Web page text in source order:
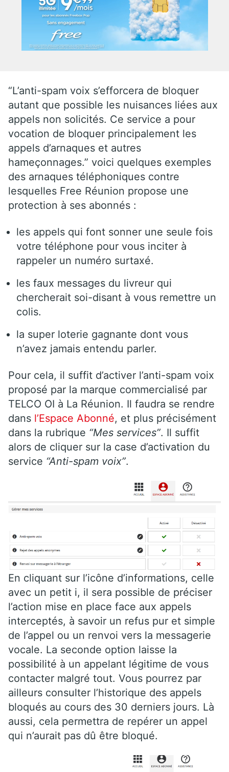
“L’anti-spam voix s’efforcera de bloquer
autant que possible les nuisances liées aux
appels non solicités. Ce service a pour
vocation de bloquer principalement les
appels d’arnaques et autres
hameçonnages.” voici quelques exemples
des arnaques téléphoniques contre
lesquelles Free Réunion propose une
protection à ses abonnés :
les appels qui font sonner une seule fois
votre téléphone pour vous inciter à
rappeler un numéro surtaxé.
les faux messages du livreur qui
chercherait soi-disant à vous remettre un
colis.
la super loterie gagnante dont vous
n’avez jamais entendu parler.
Pour cela, il suffit d’activer l’anti-spam voix
proposé par la marque commercialisé par
TELCO OI à La Réunion. Il faudra se rendre
dans l’Espace Abonné, et plus précisément
dans la rubrique “Mes services”. Il suffit
alors de cliquer sur la case d’activation du
service “Anti-spam voix”.
En cliquant sur l’icône d’informations, celle
avec un petit i, il sera possible de préciser
l’action mise en place face aux appels
interceptés, à savoir un refus pur et simple
de l’appel ou un renvoi vers la messagerie
vocale. La seconde option laisse la
possibilité à un appelant légitime de vous
contacter malgré tout. Vous pourrez par
ailleurs consulter l’historique des appels
bloqués au cours des 30 derniers jours. Là
aussi, cela permettra de repérer un appel
qui n’aurait pas dû être bloqué.